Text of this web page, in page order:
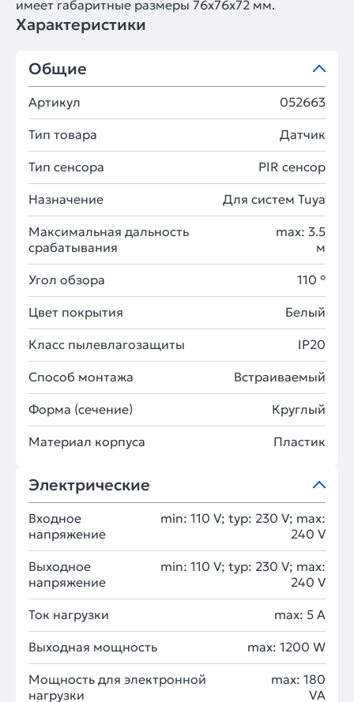
имеет габаритные размеры 76х76х72 мм.
Характеристики
Общие
Артикул 052663
Тип товара Датчик
Тип сенсора PIR сенсор
Назначение Для систем Tuya
Максимальная дальность
срабатывания
max: 3.5
м
Угол обзора 110 °
Цвет покрытия Белый
Класс пылевлагозащиты IP20
Способ монтажа Встраиваемый
Форма (сечение) Круглый
Материал корпуса Пластик
Электрические
Входное
напряжение
min: 110 V; typ: 230 V; max:
240 V
Выходное
напряжение
min: 110 V; typ: 230 V; max:
240 V
Ток нагрузки max: 5 A
Выходная мощность max: 1200 W
Мощность для электронной
нагрузки
max: 180
VA